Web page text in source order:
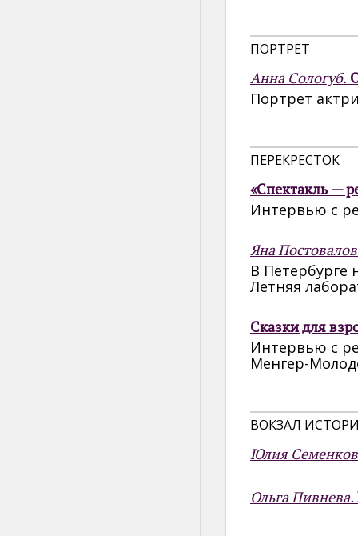
ПОРТРЕТ
Анна Сологуб.
Портрет
ПЕРЕКРЕСТОК
«Спектакль —
Интервью с
Яна
В Петербурге
Летняя
Сказки для
Интервью с
Менгер-
ВОКЗАЛ
Юлия
Ольга Пивнева.